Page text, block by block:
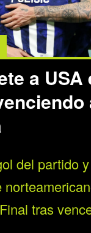
a USA
del partido
tras